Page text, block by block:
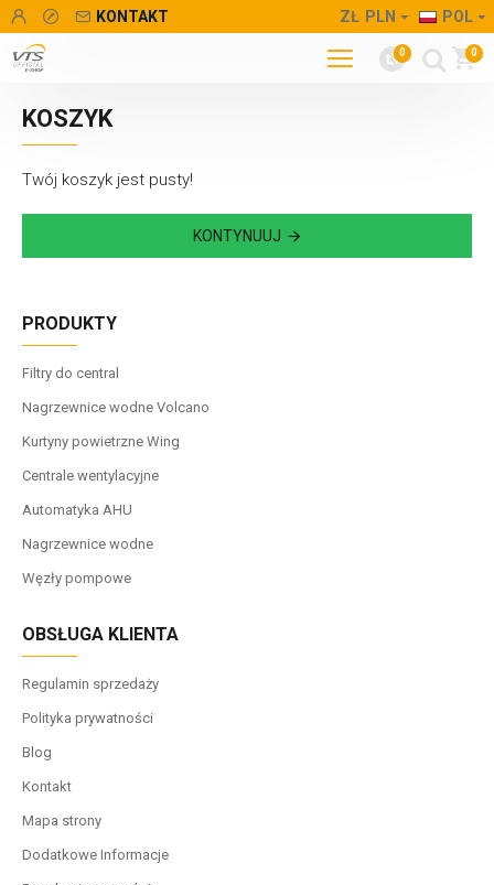
KONTAKT ZŁ PLN POL
0 0
KOSZYK
Twój koszyk jest pusty!
KONTYNUUJ
PRODUKTY
Filtry do central
Nagrzewnice wodne Volcano
Kurtyny powietrzne Wing
Centrale wentylacyjne
Automatyka AHU
Nagrzewnice wodne
Węzły pompowe
OBSŁUGA KLIENTA
Regulamin sprzedaży
Polityka prywatności
Blog
Kontakt
Mapa strony
Dodatkowe Informacje